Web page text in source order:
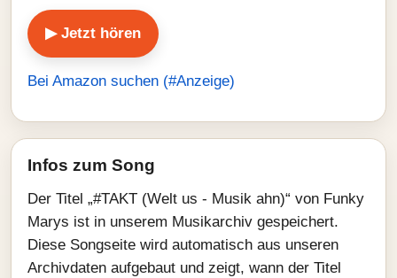
▶ Jetzt hören
Bei Amazon suchen (#Anzeige)
Infos zum Song
Der Titel „#TAKT (Welt us - Musik ahn)“ von Funky
Marys ist in unserem Musikarchiv gespeichert.
Diese Songseite wird automatisch aus unseren
Archivdaten aufgebaut und zeigt, wann der Titel